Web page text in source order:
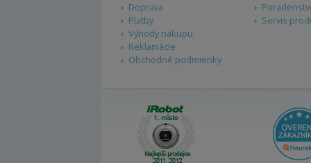
Doprava
Platby
Výhody nákupu
Reklamácie
Obchodné podmienky
Servis